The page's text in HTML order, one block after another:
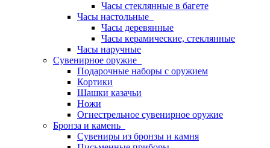
Часы стеклянные в багете
Часы настольные
Часы деревянные
Часы керамические, стеклянные
Часы наручные
Сувенирное оружие
Подарочные наборы с оружием
Кортики
Шашки казачьи
Ножи
Огнестрельное сувенирное оружие
Бронза и камень
Сувениры из бронзы и камня